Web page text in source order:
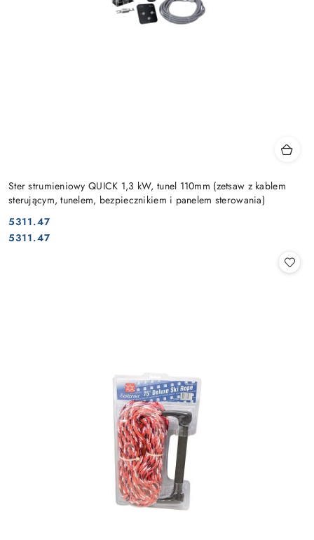
Ster strumieniowy QUICK 1,3 kW, tunel 110mm (zetsaw z kablem
sterującym, tunelem, bezpiecznikiem i panelem sterowania)
Cena:
5311.47
Cena:
5311.47